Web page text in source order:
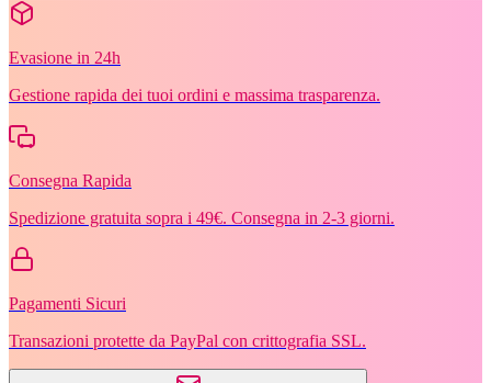
Evasione in 24h
Gestione rapida dei tuoi ordini e massima trasparenza.
Consegna Rapida
Spedizione gratuita sopra i 49€. Consegna in 2-3 giorni.
Pagamenti Sicuri
Transazioni protette da PayPal con crittografia SSL.